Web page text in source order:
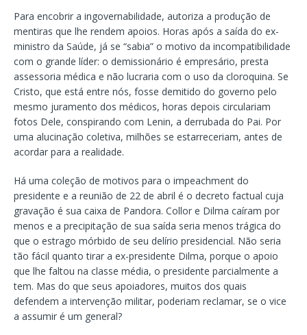
Para encobrir a ingovernabilidade, autoriza a produção de
mentiras que lhe rendem apoios. Horas após a saída do ex-
ministro da Saúde, já se “sabia” o motivo da incompatibilidade
com o grande líder: o demissionário é empresário, presta
assessoria médica e não lucraria com o uso da cloroquina. Se
Cristo, que está entre nós, fosse demitido do governo pelo
mesmo juramento dos médicos, horas depois circulariam
fotos Dele, conspirando com Lenin, a derrubada do Pai. Por
uma alucinação coletiva, milhões se estarreceriam, antes de
acordar para a realidade.
Há uma coleção de motivos para o impeachment do
presidente e a reunião de 22 de abril é o decreto factual cuja
gravação é sua caixa de Pandora. Collor e Dilma caíram por
menos e a precipitação de sua saída seria menos trágica do
que o estrago mórbido de seu delírio presidencial. Não seria
tão fácil quanto tirar a ex-presidente Dilma, porque o apoio
que lhe faltou na classe média, o presidente parcialmente a
tem. Mas do que seus apoiadores, muitos dos quais
defendem a intervenção militar, poderiam reclamar, se o vice
a assumir é um general?